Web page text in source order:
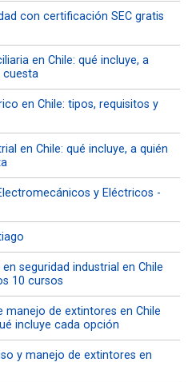
con certificación SEC gratis
en Chile: qué incluye, a
cuesta
en Chile: tipos, requisitos y
en Chile: qué incluye, a quién
y Eléctricos -
seguridad industrial en Chile
10 cursos
manejo de extintores en Chile
incluye cada opción
y manejo de extintores en